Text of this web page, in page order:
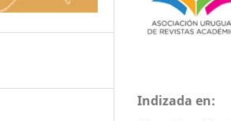
Indizada en: